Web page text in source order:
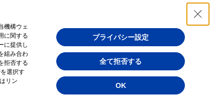
機構ウェ
に関する
に提供し
組み合わ
拒否する
選択す
リン
プライバシー設定
全て拒否する
OK